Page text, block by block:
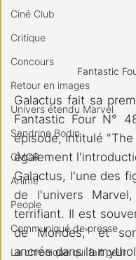
Ciné Club
Critique
Concours
Retour en images
Univers étendu Marvel
Sandrine Bodin
CMCR
Anime
People
Communiqué de presse
La chronique qui fait peur
Fantastic
Galactus fait sa
Fantastic Four N°
épisode, intitulé
également
Galactus, l'une des
de l'univers
terrifiant. Il est
de Mondes," et
ancrée dans la